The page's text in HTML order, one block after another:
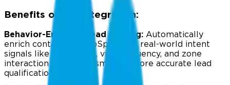
Benefits of the Integration:
Behavior-Enriched Lead Scoring: Automatically
enrich contacts in HubSpot with real-world intent
signals like dwell time, visit frequency, and zone
interaction - enabling smarter, more accurate lead
qualification.